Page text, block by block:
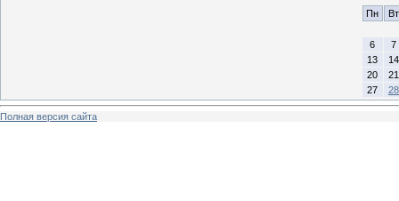
Пн Вт
6
7
13
14
20
21
27
28
Полная версия сайта